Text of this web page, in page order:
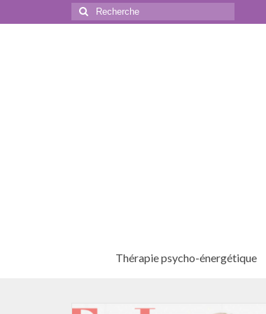
Rechercher
:
Thérapie psycho-énergétique